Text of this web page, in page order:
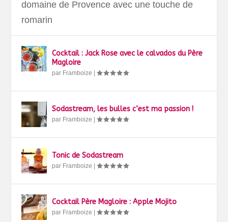
domaine de Provence avec une touche de
romarin
Cocktail : Jack Rose avec le calvados du Père
Magloire
par Framboize |
Sodastream, les bulles c’est ma passion !
par Framboize |
Tonic de Sodastream
par Framboize |
Cocktail Père Magloire : Apple Mojito
par Framboize |